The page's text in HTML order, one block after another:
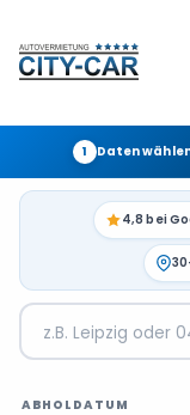
1 Daten
4,8 bei
ABHOLDATUM